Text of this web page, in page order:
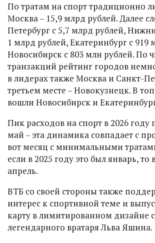
По тратам на спорт традиционно
Москва – 15,9 млрд рублей. Далее
Петербург с 5,7 млрд рублей,
1 млрд рублей, Екатеринбург с 919
Новосибирск с 803 млн рублей. По
транзакций рейтинг городов
в лидерах также Москва и Санкт-
третьем месте – Новокузнецк. В
вошли Новосибирск и
Пик расходов на спорт в 2026 году
май – эта динамика совпадает с
вот месяц с минимальными
если в 2025 году это был январь, то
апрель.
ВТБ со своей стороны также
интерес к спортивной теме и
карту в лимитированном дизайне
легендарного вратаря Льва Яшина.